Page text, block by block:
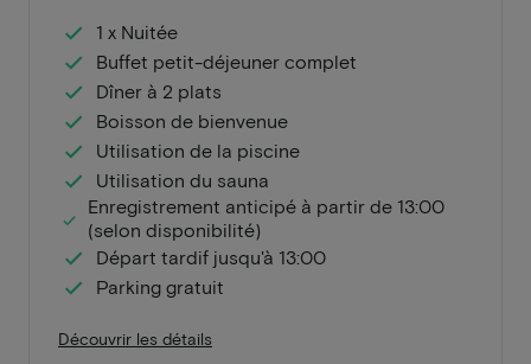
1 x Nuitée
Buffet petit-déjeuner complet
Dîner à 2 plats
Boisson de bienvenue
Utilisation de la piscine
Utilisation du sauna
Enregistrement anticipé à partir de 13:00
(selon disponibilité)
Départ tardif jusqu'à 13:00
Parking gratuit
Découvrir les détails